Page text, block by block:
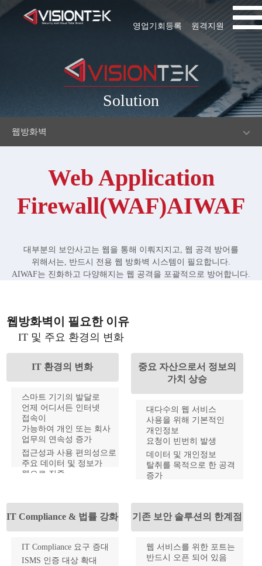
원격지원
영업기회등록
Solution
웹방화벽
Web Application
Firewall(WAF)AIWAF
대부분의 보안사고는 웹을 통해 이뤄지지고, 웹 공격 방어를
위해서는, 반드시 전용 웹 방화벽 시스템이 필요합니다.
AIWAF는 진화하고 다양해지는 웹 공격을 포괄적으로 방어합니다.
웹방화벽이 필요한 이유
IT 및 주요 환경의 변화
IT 환경의 변화
스마트 기기의 발달로
언제 어디서든 인터넷
접속이
가능하여 개인 또는 회사
업무의 연속성 증가
접근성과 사용 편의성으로
주요 데이터 및 정보가
웹으로 집중
중요 자산으로서 정보의
가치 상승
대다수의 웹 서비스
사용을 위해 기본적인
개인정보
요청이 빈번히 발생
데이터 및 개인정보
탈취를 목적으로 한 공격
증가
손실 초래
IT Compliance & 법률 강화
IT Compliance 요구 증대
ISMS 인증 대상 확대
기존 보안 솔루션의 한계점
웹 서비스를 위한 포트는
반드시 오픈 되어 있음